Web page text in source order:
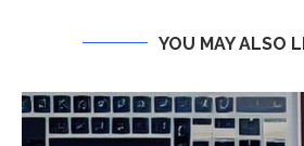
YOU MAY ALSO